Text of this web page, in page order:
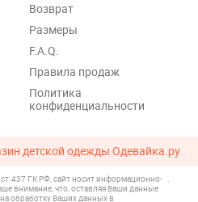
Возврат
Размеры
F.A.Q.
Правила продаж
Политика
конфиденциальности
детской одежды Одевайка.ру
ГК РФ, сайт носит информационно-
внимание, что, оставляя Ваши данные
обработку Ваших данных в
.